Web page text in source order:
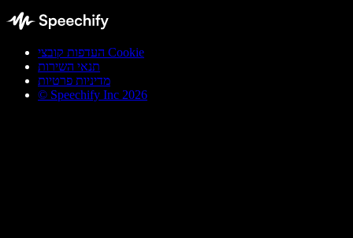
העדפות קובצי Cookie
תנאי השירות
מדיניות פרטיות
© Speechify Inc 2026